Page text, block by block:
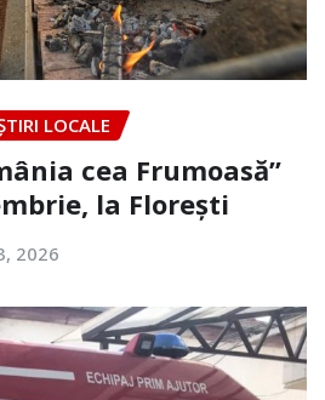
LOCALE
cea Frumoasă”
la Florești
2026